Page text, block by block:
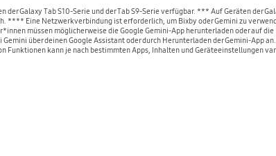
Galaxy Tab S10-Serie und der Tab S9-Serie verfügbar. *** Auf Geräten der
**** Eine Netzwerkverbindung ist erforderlich, um Bixby oder Gemini zu
müssen möglicherweise die Google Gemini-App herunterladen oder auf
über deinen Google Assistant oder durch Herunterladen der Gemini-App
Funktionen kann je nach bestimmten Apps, Inhalten und Geräteeinstellungen